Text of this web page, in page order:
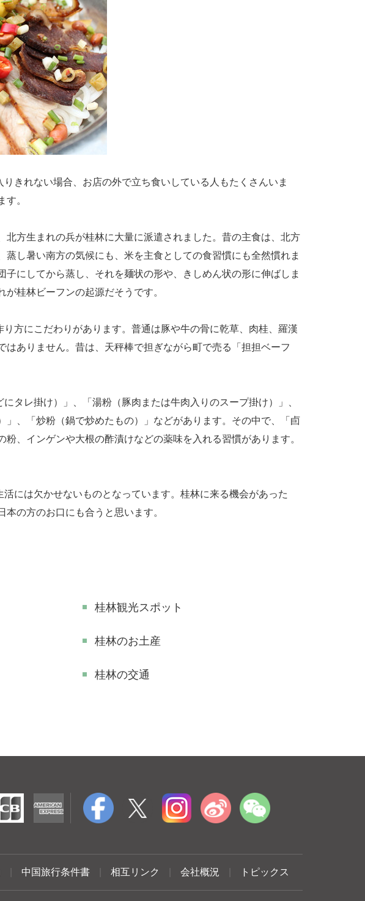
きれない場合、お店の外で立ち食いしている人もたくさんいま
す。
方生まれの兵が桂林に大量に派遣されました。昔の主食は、北方
し暑い南方の気候にも、米を主食としての食習慣にも全然慣れま
にしてから蒸し、それを麺状の形や、きしめん状の形に伸ばしま
桂林ビーフンの起源だそうです。
方にこだわりがあります。普通は豚や牛の骨に乾草、肉桂、羅漢
ありません。昔は、天秤棒で担ぎながら町で売る「担担ベーフ
タレ掛け）」、「湯粉（豚肉または牛肉入りのスープ掛け）」、
」、「炒粉（鍋で炒めたもの）」などがあります。その中で、「卣
、インゲンや大根の酢漬けなどの薬味を入れる習慣があります。
には欠かせないものとなっています。桂林に来る機会があった
の方のお口にも合うと思います。
桂林観光スポット
桂林のお土産
桂林の交通
中国旅行条件書 相互リンク 会社概況 トピックス